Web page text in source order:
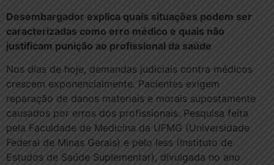
Desembargador explica quais situações podem ser
caracterizadas como erro médico e quais não
justificam punição ao profissional da saúde
Nos dias de hoje, demandas judiciais contra médicos
crescem exponencialmente. Pacientes exigem
reparação de danos materiais e morais supostamente
causados por erros dos profissionais. Pesquisa feita
pela Faculdade de Medicina da UFMG (Universidade
Federal de Minas Gerais) e pelo Iess (Instituto de
Estudos de Saúde Suplementar), divulgada no ano